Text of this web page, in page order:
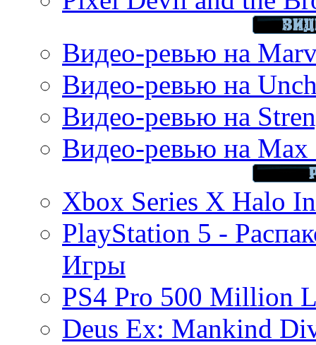
Видео-ревью на
Видео-ревью на
Видео-ревью на
Видео-ревью на Max
Xbox Series X Halo
PlayStation 5 -
Игры
PS4 Pro 500 Million
Deus Ex: Mankind